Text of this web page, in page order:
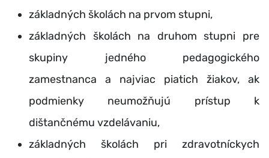
základných školách na prvom stupni,
základných školách na druhom stupni pre
skupiny jedného pedagogického
zamestnanca a najviac piatich žiakov, ak
podmienky neumožňujú prístup k
dištančnému vzdelávaniu,
základných školách pri zdravotníckych